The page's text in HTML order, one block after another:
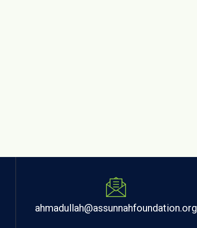
ahmadullah@assunnahfoundation.org